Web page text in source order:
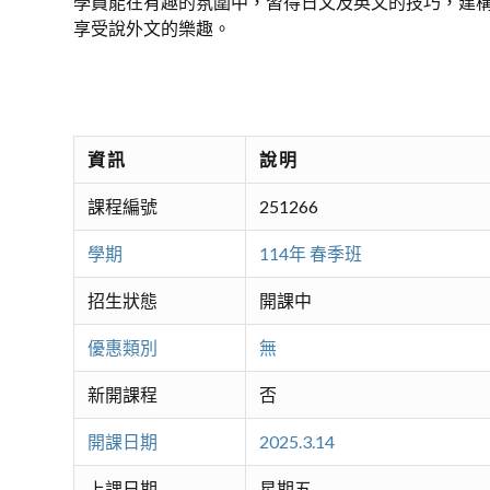
享受說外文的樂趣。
資訊 說明
課程編號 251266
學期 114年 春季班
招生狀態 開課中
優惠類別 無
新開課程 否
開課日期 2025.3.14